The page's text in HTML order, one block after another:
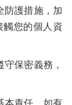
防護措施，加
觸您的個人資
保密義務，
本責任，如有